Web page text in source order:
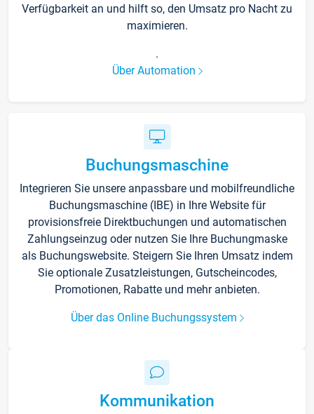
Verfügbarkeit an und hilft so, den Umsatz pro Nacht zu
maximieren.
.
Über Automation
Buchungsmaschine
Integrieren Sie unsere anpassbare und mobilfreundliche
Buchungsmaschine (IBE) in Ihre Website für
provisionsfreie Direktbuchungen und automatischen
Zahlungseinzug oder nutzen Sie Ihre Buchungmaske
als Buchungswebsite. Steigern Sie Ihren Umsatz indem
Sie optionale Zusatzleistungen, Gutscheincodes,
Promotionen, Rabatte und mehr anbieten.
Über das Online Buchungssystem
Kommunikation